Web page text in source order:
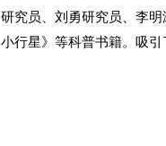
研究员、刘勇研究员、李
小行星》等科普书籍。吸引